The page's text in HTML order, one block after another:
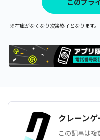
※在庫がなくなり次第終了となります
クレーン
この記事は複